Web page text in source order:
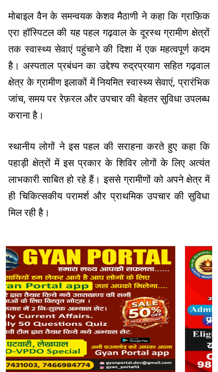
मोबाइल वैन के समन्वयक केशव मैठाणी ने कहा कि ग्राफ़िक
एरा हॉस्पिटल की यह पहल गढ़वाल के दूरस्थ ग्रामीण क्षेत्रों
तक स्वास्थ्य सेवाएं पहुंचाने की दिशा में एक महत्वपूर्ण कदम
है। अस्पताल प्रबंधन का उद्देश्य रुद्रप्रयाग सहित गढ़वाल
क्षेत्र के ग्रामीण इलाकों में नियमित स्वास्थ्य सेवाएं, प्रारंभिक
जांच, समय पर रेफ़रल और उपचार की बेहतर सुविधा उपलब्ध
कराना है।
स्थानीय लोगों ने इस पहल की सराहना करते हुए कहा कि
पहाड़ी क्षेत्रों में इस प्रकार के शिविर लोगों के लिए अत्यंत
लाभकारी साबित हो रहे हैं। इससे ग्रामीणों को अपने क्षेत्र में
ही चिकित्सकीय परामर्श और प्राथमिक उपचार की सुविधा
मिल रही है।